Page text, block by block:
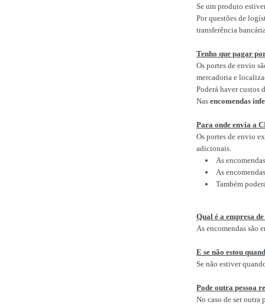
Se um produto
Por questões de
transferência
Tenho que pagar
Os portes de envio
mercadoria e
Poderá haver custos
Nas encomendas
Para onde envia a
Os portes de envio
adicionais.
As
As
Também
Qual é a empresa
As encomendas são
E se não estou
Se não estiver
Pode outra pessoa
No caso de ser outra